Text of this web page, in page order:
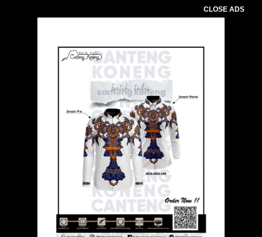
CLOSE ADS